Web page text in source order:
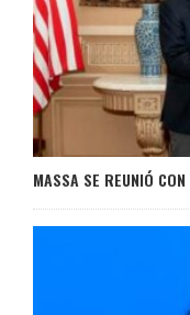
MASSA SE REUNIÓ